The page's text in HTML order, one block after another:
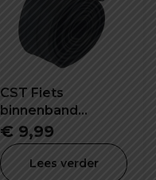
CST Fiets
binnenband
26X2.2/2.5 inch SV-
48mm
€ 9,99
Lees verder